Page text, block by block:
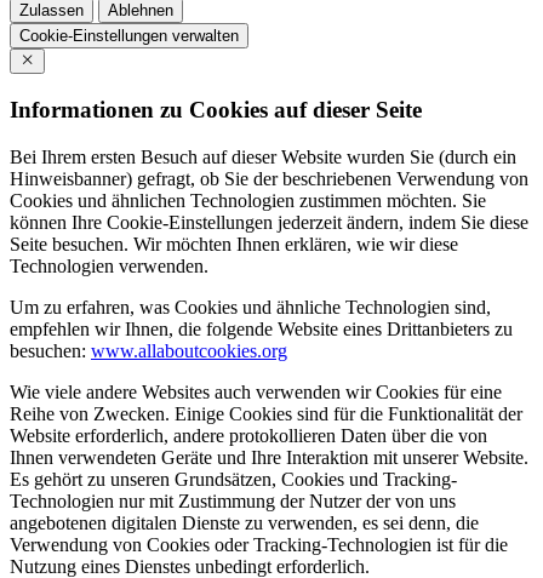
Zulassen
Ablehnen
Cookie-Einstellungen verwalten
Informationen zu Cookies auf dieser Seite
Bei Ihrem ersten Besuch auf dieser Website wurden Sie (durch ein
Hinweisbanner) gefragt, ob Sie der beschriebenen Verwendung von
Cookies und ähnlichen Technologien zustimmen möchten. Sie
können Ihre Cookie-Einstellungen jederzeit ändern, indem Sie diese
Seite besuchen. Wir möchten Ihnen erklären, wie wir diese
Technologien verwenden.
Um zu erfahren, was Cookies und ähnliche Technologien sind,
empfehlen wir Ihnen, die folgende Website eines Drittanbieters zu
besuchen: www.allaboutcookies.org
Wie viele andere Websites auch verwenden wir Cookies für eine
Reihe von Zwecken. Einige Cookies sind für die Funktionalität der
Website erforderlich, andere protokollieren Daten über die von
Ihnen verwendeten Geräte und Ihre Interaktion mit unserer Website.
Es gehört zu unseren Grundsätzen, Cookies und Tracking-
Technologien nur mit Zustimmung der Nutzer der von uns
angebotenen digitalen Dienste zu verwenden, es sei denn, die
Verwendung von Cookies oder Tracking-Technologien ist für die
Nutzung eines Dienstes unbedingt erforderlich.